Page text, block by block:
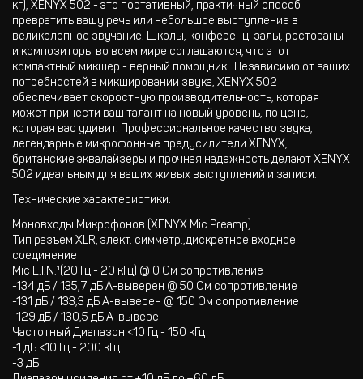
кг), XENYX 502 - это портативный, практичный способ
превратить вашу речь или небольшое выступление в
великолепное звучание. Школы, конференц-залы, рестораны
и композиторы во всем мире соглашаются, что этот
компактный микшер - верный помощник. Независимо от ваших
потребностей в микшировании звука, XENYX 502
обеспечивает скоростную производительность, которая
может принести ваш талант на новый уровень, по цене,
которая вас удивит. Профессиональное качество звука,
легендарные микрофонные предусилители XENYX,
британские эквалайзеры и прочная надежность делают XENYX
502 идеальным для ваших живых выступлений и записи.
Технические характеристики:
Моновходы Mикрофонов (XENYX Mic Preamp)
Тип разъем XLR, элект. симметр.,дискретное входное
соединение
Mic E.I.N.¹(20 Гц - 20 кГц) @ 0 Ом сопротивление
-134 дБ / 135,7 дБ A-выверен @ 50 Ом сопротивление
-131 дБ / 133,3 дБ A-выверен @ 150 Ом сопротивление
-129 дБ / 130,5 дБ A-выверен
Частотный Диапазон <10 Гц - 150 кГц
-1 дБ <10 Гц - 200 кГц
-3 дБ